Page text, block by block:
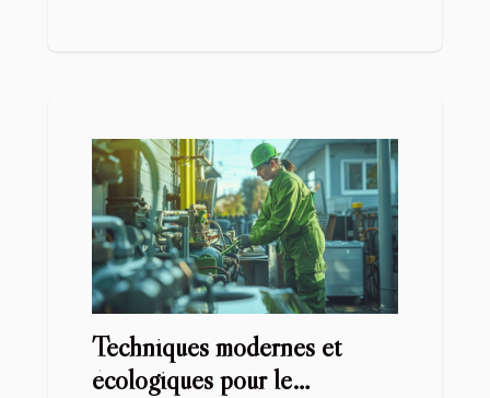
Techniques modernes et
écologiques pour le